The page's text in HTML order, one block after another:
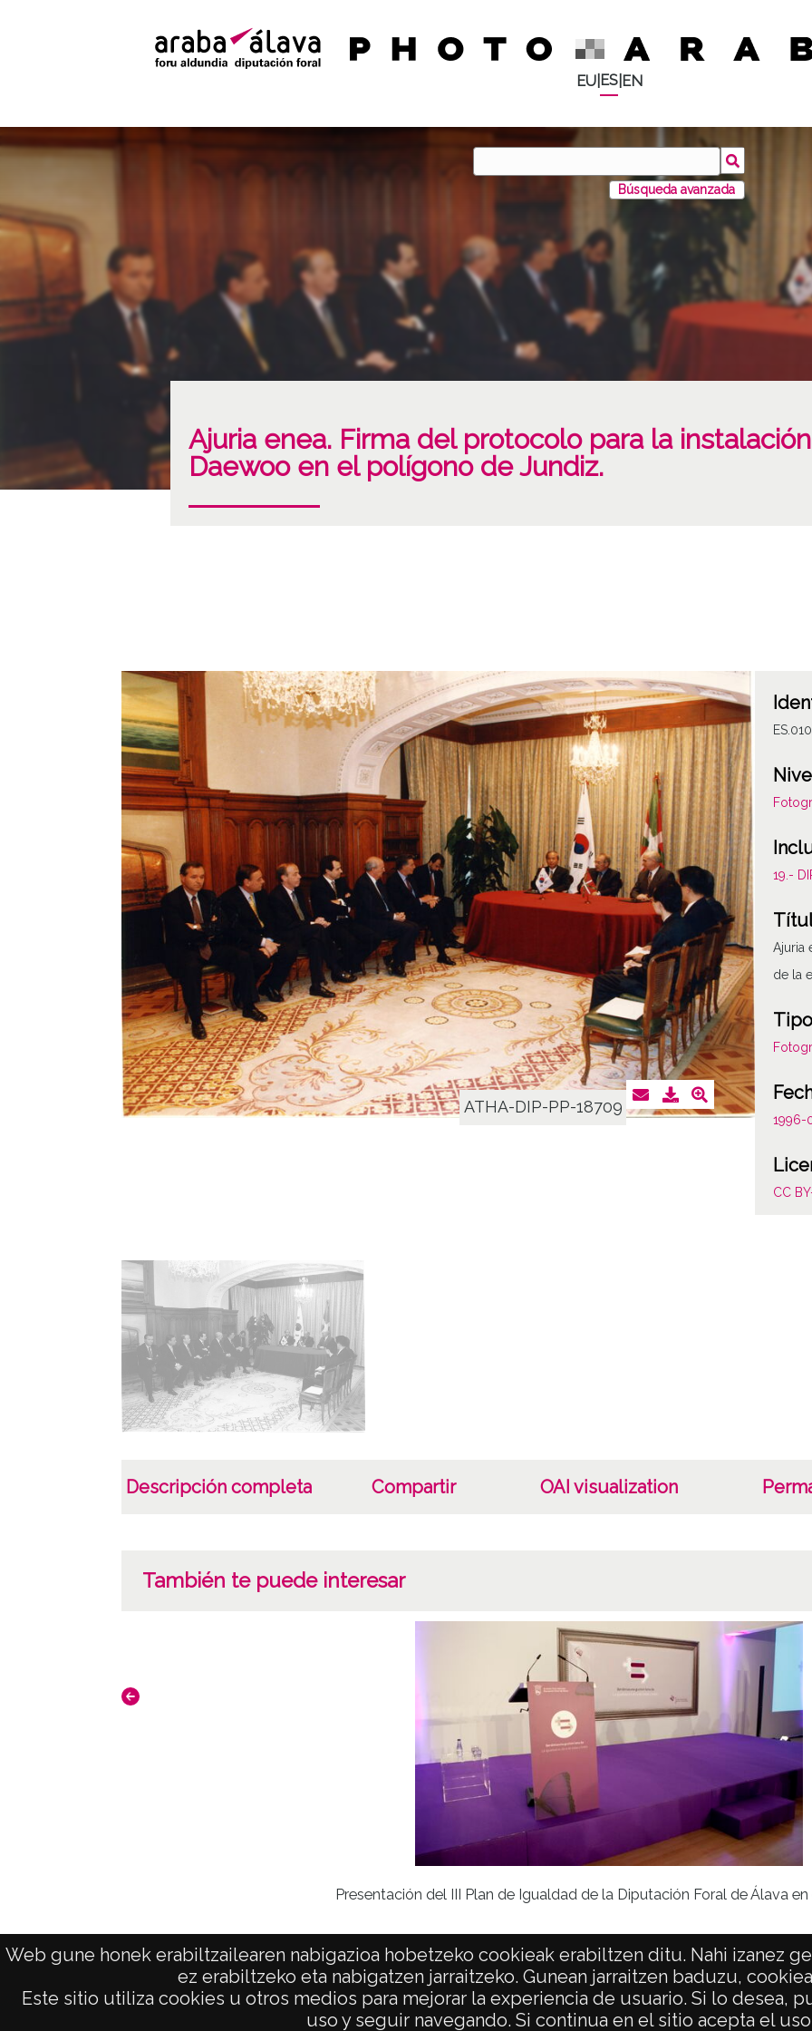
Web gune honek erabiltzailearen nabigazioa hobetzeko cookieak erabiltzen ditu. Nahi izanez
ez erabiltzeko eta nabigatzen jarraitzeko. Gunean jarraitzen baduzu,
Este sitio utiliza cookies u otros medios para mejorar la experiencia de usuario. Si lo desea,
uso y seguir navegando. Si continua en el sitio acepta el
EU| ES| EN
Búsqueda avanzada
Ajuria enea. Firma del protocolo para la
Daewoo en el polígono de Jundiz.
ATHA-DIP-PP-18709
19.-
Ajuria
de la
1996-
CC
Descripción completa Compartir OAI visualization
También te puede interesar
Presentación del III Plan de Igualdad de la Diputación Foral de Álava en
AVISO LEGAL POLÍTICA DE PRIVACIDAD ACCESIBILIDAD